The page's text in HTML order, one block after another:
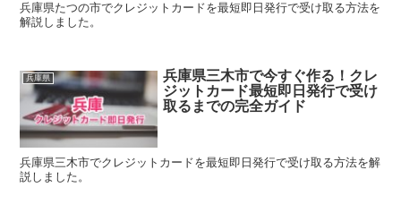
兵庫県たつの市でクレジットカードを最短即日発行で受け取る方法を
解説しました。
兵庫県
兵庫県三木市で今すぐ作る！クレ
ジットカード最短即日発行で受け
取るまでの完全ガイド
兵庫県三木市でクレジットカードを最短即日発行で受け取る方法を解
説しました。